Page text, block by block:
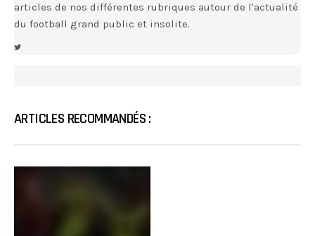
articles de nos différentes rubriques autour de l'actualité
du football grand public et insolite.
ARTICLES RECOMMANDÉS :